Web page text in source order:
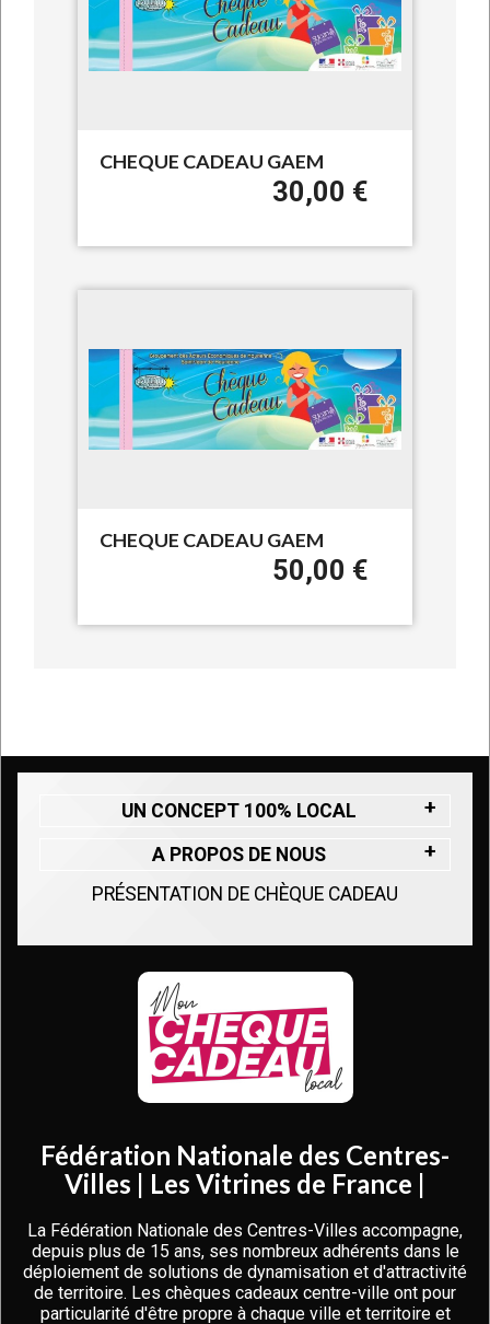
CHEQUE CADEAU GAEM
30,00 €
CHEQUE CADEAU GAEM
50,00 €
Fédération Nationale des Centres-
Villes | Les Vitrines de France |
La Fédération Nationale des Centres-Villes accompagne,
depuis plus de 15 ans, ses nombreux adhérents dans le
déploiement de solutions de dynamisation et d'attractivité
de territoire. Les chèques cadeaux centre-ville ont pour
particularité d'être propre à chaque ville et territoire et
UN CONCEPT 100% LOCAL
A PROPOS DE NOUS
PRÉSENTATION DE CHÈQUE CADEAU